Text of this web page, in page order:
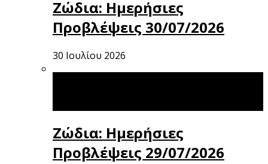
Ζώδια: Ημερήσιες
Προβλέψεις 30/07/2026
30 Ιουλίου 2026
Ζώδια: Ημερήσιες
Προβλέψεις 29/07/2026